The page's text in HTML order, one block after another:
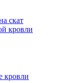
скат
кровли
кровли